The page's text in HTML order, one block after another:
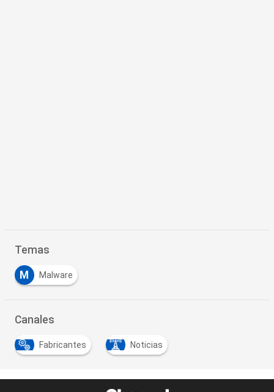
Temas
M Malware
Canales
Fabricantes Noticias